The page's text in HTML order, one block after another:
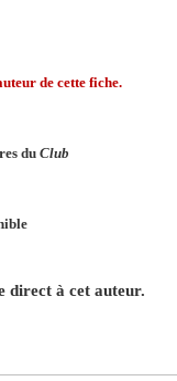
de cette fiche.
du Club
direct à cet auteur.